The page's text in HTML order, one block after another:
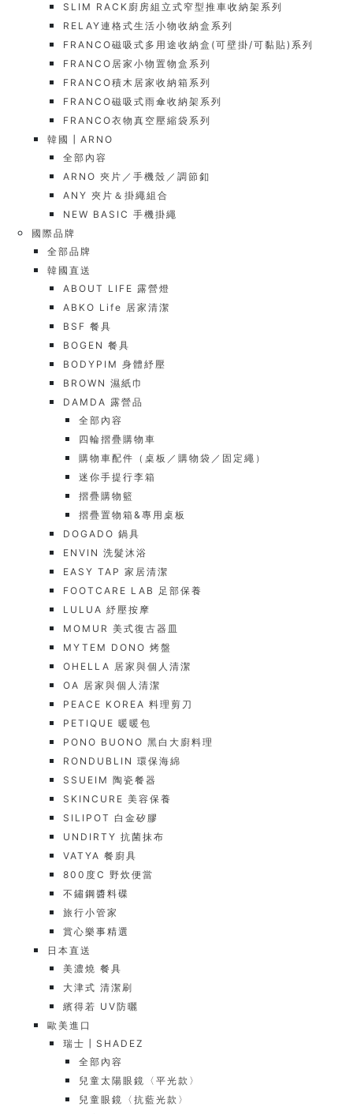
SLIM RACK廚房組立式窄型推車收納架系列
RELAY連格式生活小物收納盒系列
FRANCO磁吸式多用途收納盒(可壁掛/可黏貼)系列
FRANCO居家小物置物盒系列
FRANCO積木居家收納箱系列
FRANCO磁吸式雨傘收納架系列
FRANCO衣物真空壓縮袋系列
韓國┃ARNO
全部內容
ARNO 夾片／手機殼／調節釦
ANY 夾片＆掛繩組合
NEW BASIC 手機掛繩
國際品牌
全部品牌
韓國直送
ABOUT LIFE 露營燈
ABKO Life 居家清潔
BSF 餐具
BOGEN 餐具
BODYPIM 身體紓壓
BROWN 濕紙巾
DAMDA 露營品
全部內容
四輪摺疊購物車
購物車配件（桌板／購物袋／固定繩）
迷你手提行李箱
摺疊購物籃
摺疊置物箱&專用桌板
DOGADO 鍋具
ENVIN 洗髮沐浴
EASY TAP 家居清潔
FOOTCARE LAB 足部保養
LULUA 紓壓按摩
MOMUR 美式復古器皿
MYTEM DONO 烤盤
OHELLA 居家與個人清潔
OA 居家與個人清潔
PEACE KOREA 料理剪刀
PETIQUE 暖暖包
PONO BUONO 黑白大廚料理
RONDUBLIN 環保海綿
SSUEIM 陶瓷餐器
SKINCURE 美容保養
SILIPOT 白金矽膠
UNDIRTY 抗菌抹布
VATYA 餐廚具
800度C 野炊便當
不鏽鋼醬料碟
旅行小管家
賞心樂事精選
日本直送
美濃燒 餐具
大津式 清潔刷
繽得若 UV防曬
歐美進口
瑞士┃SHADEZ
全部內容
兒童太陽眼鏡〈平光款〉
兒童眼鏡〈抗藍光款〉